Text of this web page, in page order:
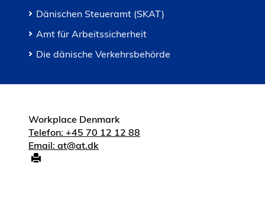
Dänischen Steueramt (SKAT)
Amt für Arbeitssicherheit
Die dänische Verkehrsbehörde
Workplace Denmark
Telefon: +45 70 12 12 88
Email: at@at.dk